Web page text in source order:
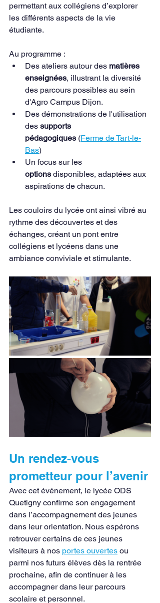
permettant aux collégiens d’explorer
les différents aspects de la vie
étudiante.
Au programme :
Des ateliers autour des matières
enseignées, illustrant la diversité
des parcours possibles au sein
d'Agro Campus Dijon.
Des démonstrations de l'utilisation
des supports
pédagogiques (Ferme de Tart-le-
Bas)
Un focus sur les
options disponibles, adaptées aux
aspirations de chacun.
Les couloirs du lycée ont ainsi vibré au
rythme des découvertes et des
échanges, créant un pont entre
collégiens et lycéens dans une
ambiance conviviale et stimulante.
Un rendez-vous
prometteur pour l’avenir
Avec cet événement, le lycée ODS
Quetigny confirme son engagement
dans l’accompagnement des jeunes
dans leur orientation. Nous espérons
retrouver certains de ces jeunes
visiteurs à nos portes ouvertes ou
parmi nos futurs élèves dès la rentrée
prochaine, afin de continuer à les
accompagner dans leur parcours
scolaire et personnel.